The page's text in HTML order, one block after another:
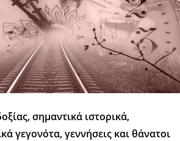
σημαντικά ιστορικά,
γεγονότα, γεννήσεις και θάνατοι